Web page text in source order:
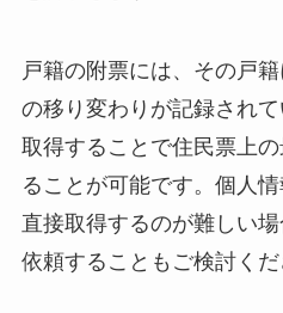
戸籍の附票には、その戸
の移り変わりが記録され
取得することで住民票上
ることが可能です。個人
直接取得するのが難しい
依頼することもご検討くだ